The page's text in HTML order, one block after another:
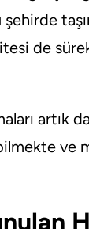
de
artık